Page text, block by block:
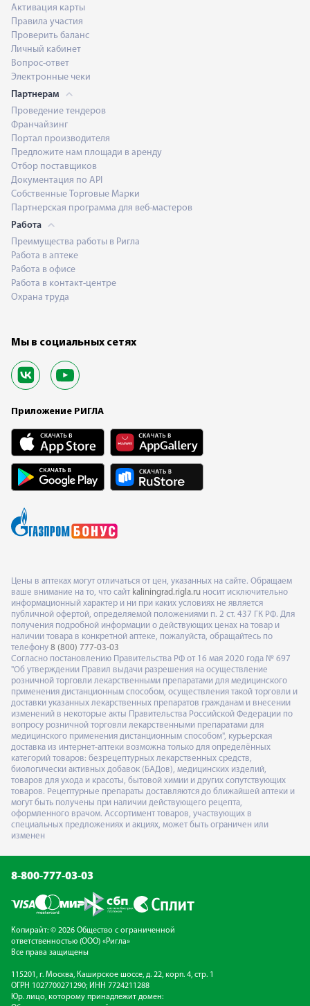
Активация карты
Правила участия
Проверить баланс
Личный кабинет
Вопрос-ответ
Электронные чеки
Партнерам
Проведение тендеров
Франчайзинг
Портал производителя
Предложите нам площади в аренду
Отбор поставщиков
Документация по API
Собственные Торговые Марки
Партнерская программа для веб-мастеров
Работа
Преимущества работы в Ригла
Работа в аптеке
Работа в офисе
Работа в контакт-центре
Охрана труда
Мы в социальных сетях
Приложение РИГЛА
Цены в аптеках могут отличаться от цен, указанных на сайте. Обращаем
ваше внимание на то, что сайт kaliningrad.rigla.ru носит исключительно
информационный характер и ни при каких условиях не является
публичной офертой, определяемой положениями п. 2 ст. 437 ГК РФ. Для
получения подробной информации о действующих ценах на товар и
наличии товара в конкретной аптеке, пожалуйста, обращайтесь по
телефону 8 (800) 777-03-03
Согласно постановлению Правительства РФ от 16 мая 2020 года № 697
"Об утверждении Правил выдачи разрешения на осуществление
розничной торговли лекарственными препаратами для медицинского
применения дистанционным способом, осуществления такой торговли и
доставки указанных лекарственных препаратов гражданам и внесении
изменений в некоторые акты Правительства Российской Федерации по
вопросу розничной торговли лекарственными препаратами для
медицинского применения дистанционным способом", курьерская
доставка из интернет-аптеки возможна только для определённых
категорий товаров: безрецептурных лекарственных средств,
биологически активных добавок (БАДов), медицинских изделий,
товаров для ухода и красоты, бытовой химии и других сопутствующих
товаров. Рецептурные препараты доставляются до ближайшей аптеки и
могут быть получены при наличии действующего рецепта,
оформленного врачом. Ассортимент товаров, участвующих в
специальных предложениях и акциях, может быть ограничен или
изменен
8-800-777-03-03
Копирайт: © 2026 Общество с ограниченной
ответственностью (ООО) «Ригла»
Все права защищены
115201, г. Москва, Каширское шоссе, д. 22, корп. 4, стр. 1
ОГРН 1027700271290; ИНН 7724211288
Юр. лицо, которому принадлежит домен: